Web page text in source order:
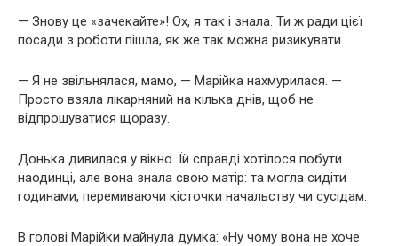
— Знову це «зачекайте»! Ох, я так і знала. Ти ж ради цієї
посади з роботи пішла, як же так можна ризикувати…
— Я не звільнялася, мамо, — Марійка нахмурилася. —
Просто взяла лікарняний на кілька днів, щоб не
відпрошуватися щоразу.
Донька дивилася у вікно. Їй справді хотілося побути
наодинці, але вона знала свою матір: та могла сидіти
годинами, перемиваючи кісточки начальству чи сусідам.
В голові Марійки майнула думка: «Ну чому вона не хоче